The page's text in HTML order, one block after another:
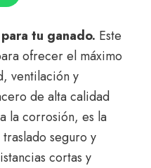
tu ganado. Este
ofrecer el máximo
ventilación y
de alta calidad
la corrosión, es la
seguro y
cortas y